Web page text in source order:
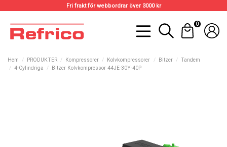
Fri frakt för webbordrar över 3000 kr
0
Hem PRODUKTER Kompressorer Kolvkompressorer Bitzer
Tandem
4-Cylindriga
Bitzer Kolvkompressor 44JE-30Y-40P